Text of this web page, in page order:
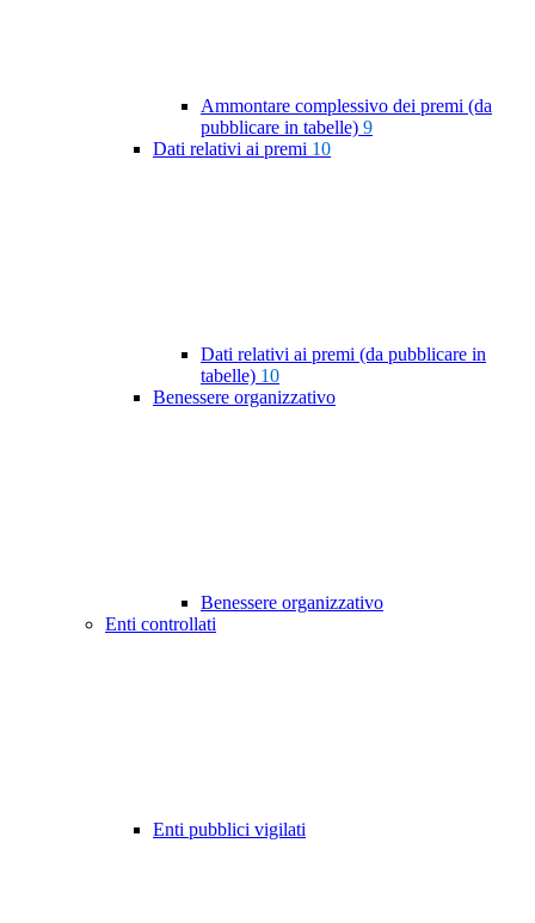
Ammontare complessivo dei premi (da
pubblicare in tabelle) 9
Dati relativi ai premi 10
Dati relativi ai premi (da pubblicare in
tabelle) 10
Benessere organizzativo
Benessere organizzativo
Enti controllati
Enti pubblici vigilati